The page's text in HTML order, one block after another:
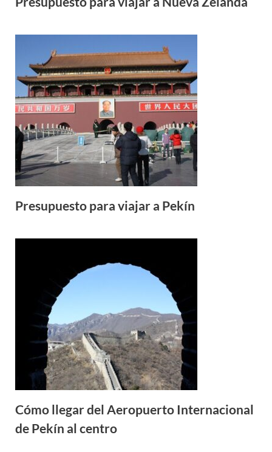
Presupuesto para viajar a Pekín
Cómo llegar del Aeropuerto Internacional
de Pekín al centro